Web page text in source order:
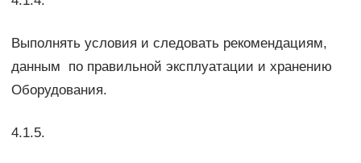
Выполнять условия и следовать рекомендациям,
данным по правильной эксплуатации и хранению
Оборудования.
4.1.5.